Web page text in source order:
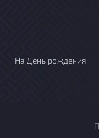
На День рождения